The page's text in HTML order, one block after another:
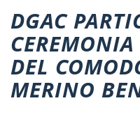
DGAC
DEL
MERINO